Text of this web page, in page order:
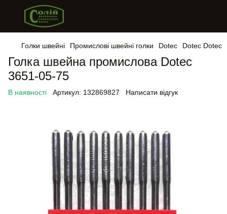
Голки швейні Промислові швейні голки Dotec Dotec Dotec
Голка швейна промислова Dotec
3651-05-75
В наявності Артикул: 132869827 Написати відгук